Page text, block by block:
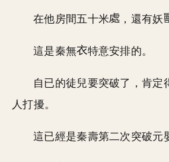
在他房間五十米 ，還有妖
這是秦無 特意安排的。
自已的徒兒要突破了，肯定
人打擾。
這已經是秦壽第二次突破元